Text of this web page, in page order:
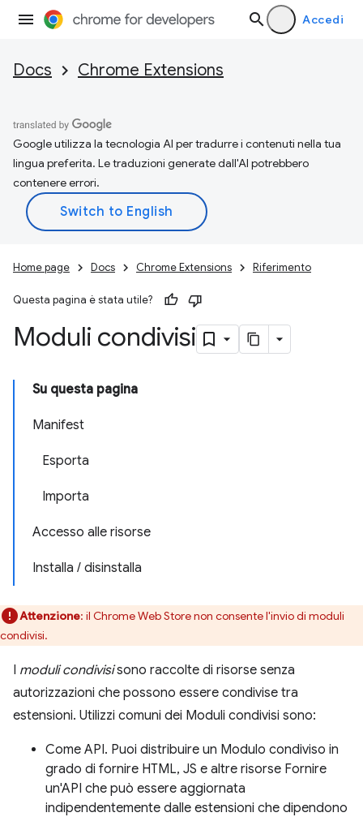
Accedi
Docs Chrome Extensions
Google utilizza la tecnologia AI per tradurre i contenuti nella tua
lingua preferita. Le traduzioni generate dall'AI potrebbero
contenere errori.
Home page Docs Chrome Extensions Riferimento
Questa pagina è stata utile?
Moduli condivisi
Su questa pagina
Manifest
Esporta
Importa
Accesso alle risorse
Installa / disinstalla
Attenzione: il Chrome Web Store non consente l'invio di moduli
condivisi.
I moduli condivisisono raccolte di risorse senza
autorizzazioni che possono essere condivise tra
estensioni. Utilizzi comuni dei Moduli condivisi sono:
Come API. Puoi distribuire un Modulo condiviso in
grado di fornire HTML, JS e altre risorse Fornire
un'API che può essere aggiornata
indipendentemente dalle estensioni che dipendono